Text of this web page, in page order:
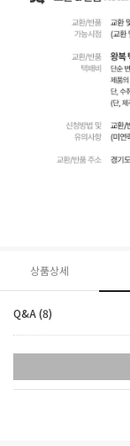
상품상세
Q&A (8)